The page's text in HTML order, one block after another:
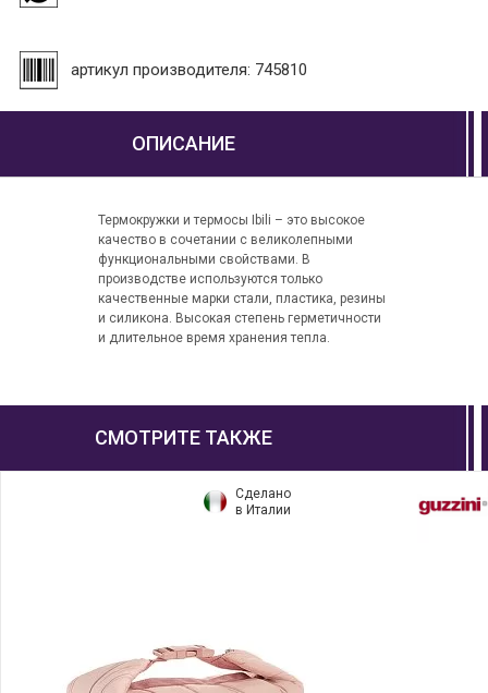
артикул производителя: 745810
ОПИСАНИЕ
Термокружки и термосы Ibili – это высокое
качество в сочетании с великолепными
функциональными свойствами. В
производстве используются только
качественные марки стали, пластика, резины
и силикона. Высокая степень герметичности
и длительное время хранения тепла.
СМОТРИТЕ ТАКЖЕ
Сделано
в Италии